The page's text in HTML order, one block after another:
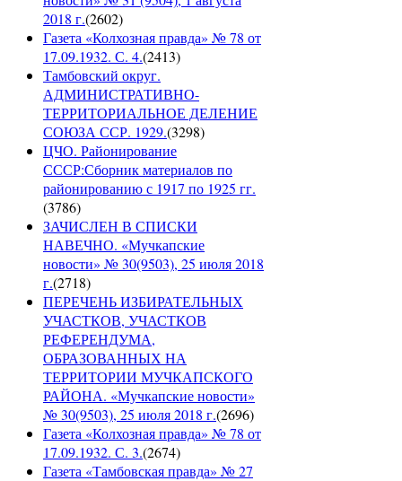
2018 г.(2602)
Газета «Колхозная правда» № 78 от
17.09.1932. С. 4.(2413)
Тамбовский округ.
АДМИНИСТРАТИВНО-
ТЕРРИТОРИАЛЬНОЕ ДЕЛЕНИЕ
СОЮЗА ССР. 1929.(3298)
ЦЧО. Районирование
СССР:Сборник материалов по
районированию с 1917 по 1925 гг.
(3786)
ЗАЧИСЛЕН В СПИСКИ
НАВЕЧНО. «Мучкапские
новости» № 30(9503), 25 июля 2018
г.(2718)
ПЕРЕЧЕНЬ ИЗБИРАТЕЛЬНЫХ
УЧАСТКОВ, УЧАСТКОВ
РЕФЕРЕНДУМА,
ОБРАЗОВАННЫХ НА
ТЕРРИТОРИИ МУЧКАПСКОГО
РАЙОНА. «Мучкапские новости»
№ 30(9503), 25 июля 2018 г.(2696)
Газета «Колхозная правда» № 78 от
17.09.1932. С. 3.(2674)
Газета «Тамбовская правда» № 27